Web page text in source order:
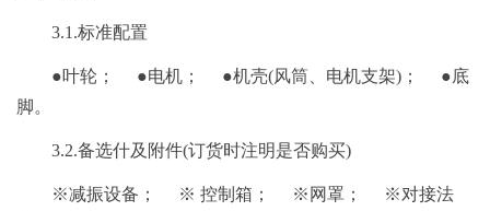
3.1.标准配置
●叶轮； ●电机； ●机壳(风筒、电机支架)； ●底
脚。
3.2.备选什及附件(订货时注明是否购买)
※减振设备； ※ 控制箱； ※网罩； ※对接法